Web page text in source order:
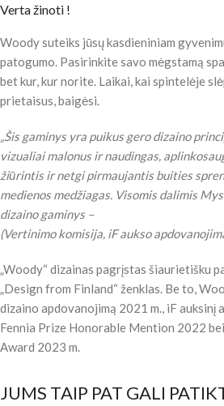
Verta žinoti !
Woody suteiks jūsų kasdieniniam
patogumo. Pasirinkite savo mėgstamą
bet kur, kur norite. Laikai, kai spintelėje
prietaisus, baigėsi.
„Šis gaminys yra puikus gero dizaino
vizualiai malonus ir naudingas,
žiūrintis ir netgi pirmaujantis buities
medienos medžiagas. Visomis dalimis
dizaino gaminys –
(Vertinimo komisija, iF aukso
„Woody“ dizainas pagrįstas šiaurietišku
„Design from Finland“ ženklas. Be to,
dizaino apdovanojimą 2021 m., iF auksinį
Fennia Prize Honorable Mention 2022
Award 2023 m.
JUMS TAIP PAT GALI